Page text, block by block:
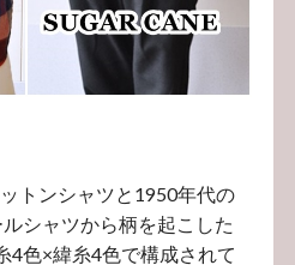
トンシャツと1950年代の
シャツから柄を起こした
4色×緯糸4色で構成されて